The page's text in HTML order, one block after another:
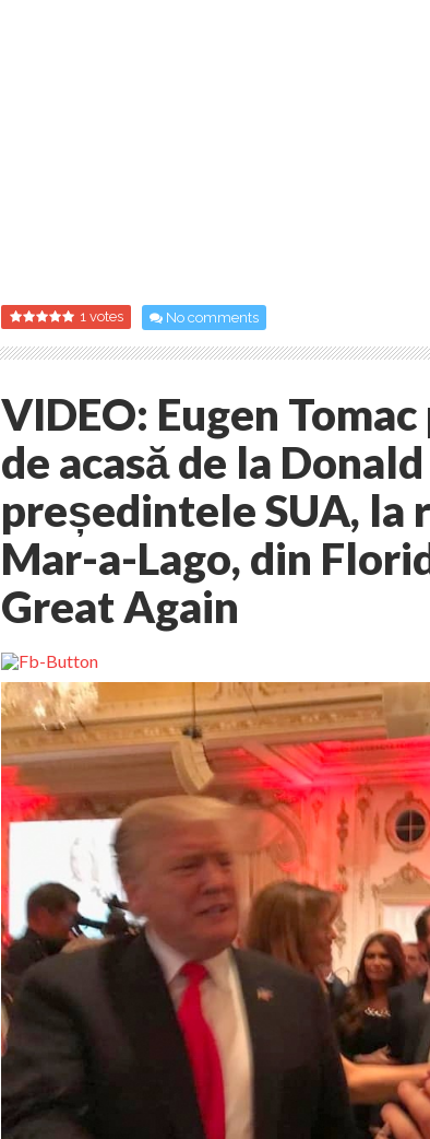
1 votes No comments
VIDEO: Eugen
de acasă de la
președintele SUA, la
Mar-a-Lago, din
Great Again